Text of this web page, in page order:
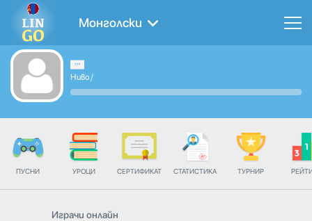
Монголски
Ниво/
ПУСНИ УРОЦИ СЕРТИФИКАТ СТАТИСТИКА ТУРНИР
Играчи онлайн